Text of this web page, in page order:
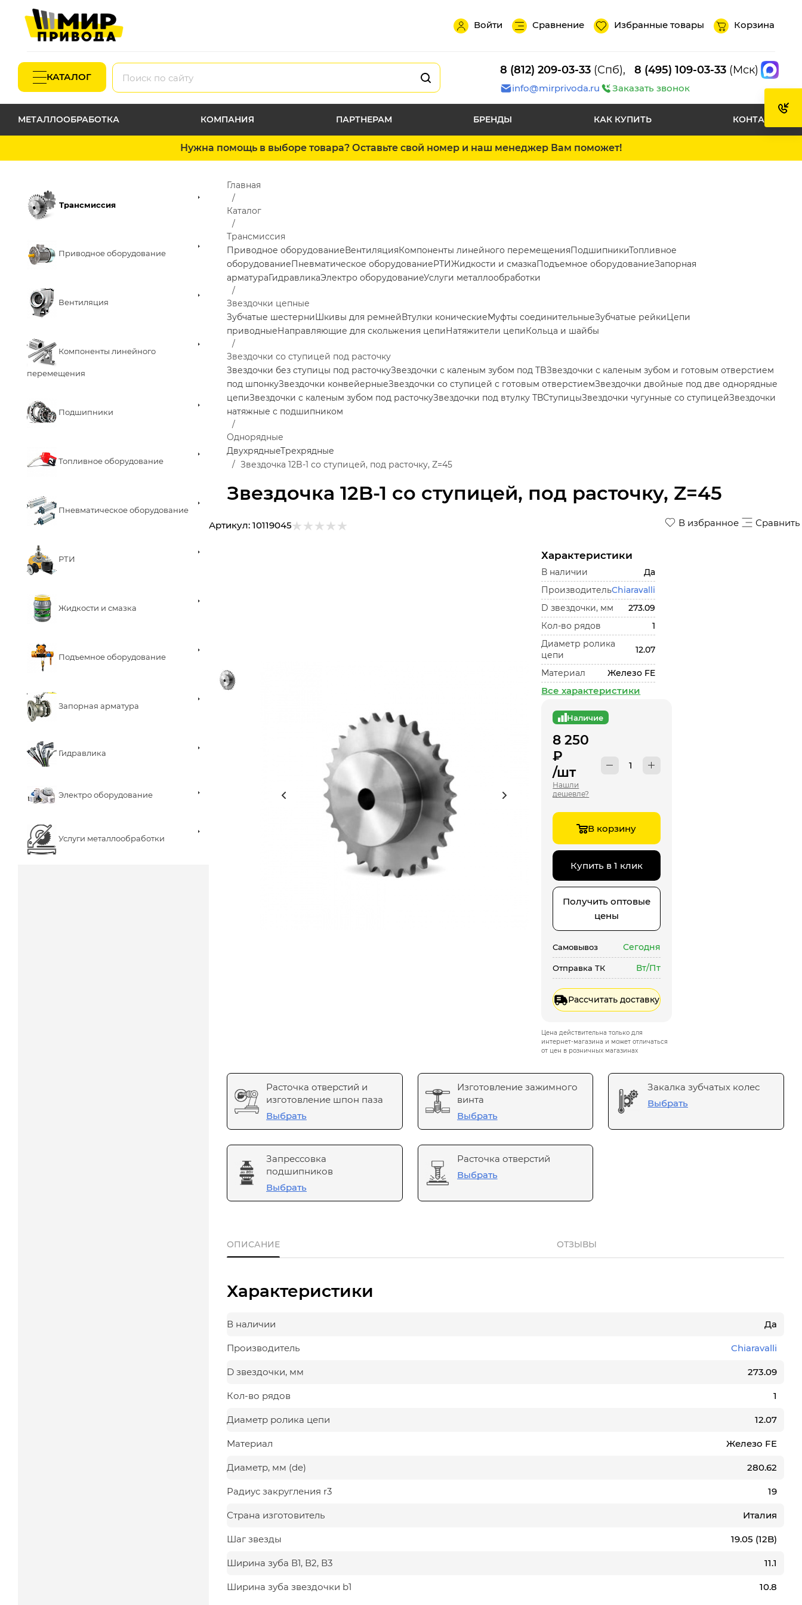
Войти Сравнение Избранные товары Корзина
КАТАЛОГ
8 (812) 209-03-33 (Спб), 8 (495) 109-03-33 (Мск)
info@mirprivoda.ru Заказать звонок
МЕТАЛЛООБРАБОТКА КОМПАНИЯ ПАРТНЕРАМ БРЕНДЫ КАК КУПИТЬ КОНТАКТЫ
Нужна помощь в выборе товара? Оставьте свой номер и наш менеджер Вам поможет!
Трансмиссия
Приводное оборудование
Вентиляция
Компоненты линейного
перемещения
Подшипники
Топливное оборудование
Пневматическое оборудование
РТИ
Жидкости и смазка
Подъемное оборудование
Запорная арматура
Гидравлика
Электро оборудование
Услуги металлообработки
Звездочка 12B-1 со ступицей, под расточку, Z=45
Главная
Каталог
Трансмиссия
Приводное оборудованиеВентиляцияКомпоненты линейного перемещенияПодшипникиТопливное
оборудованиеПневматическое оборудованиеРТИЖидкости и смазкаПодъемное оборудованиеЗапорная
арматураГидравликаЭлектро оборудованиеУслуги металлообработки
Звездочки цепные
Зубчатые шестерниШкивы для ремнейВтулки коническиеМуфты соединительныеЗубчатые рейкиЦепи
приводныеНаправляющие для скольжения цепиНатяжители цепиКольца и шайбы
Звездочки со ступицей под расточку
Звездочки без ступицы под расточкуЗвездочки с каленым зубом под TBЗвездочки с каленым зубом и готовым отверстием
под шпонкуЗвездочки конвейерныеЗвездочки со ступицей с готовым отверстиемЗвездочки двойные под две однорядные
цепиЗвездочки с каленым зубом под расточкуЗвездочки под втулку ТВСтупицыЗвездочки чугунные со ступицейЗвездочки
натяжные с подшипником
Однорядные
ДвухрядныеТрехрядные
Звездочка 12B-1 со ступицей, под расточку, Z=45
В избранное Сравнить
Артикул: 10119045
Характеристики
В наличии
Да
ПроизводительChiaravalli
D звездочки, мм
273.09
Кол-во рядов
1
Диаметр ролика
цепи
12.07
Материал Железо FE
Все характеристики
Наличие
8 250
₽
/шт
Нашли
дешевле?
В корзину
Купить в 1 клик
Получить оптовые
цены
Самовывоз Сегодня
Отправка ТК Вт/Пт
Рассчитать доставку
Цена действительна только для
интернет-магазина и может отличаться
от цен в розничных магазинах
Расточка отверстий и
изготовление шпон паза
Выбрать
Изготовление зажимного
винта
Выбрать
Закалка зубчатых колес
Выбрать
Запрессовка
подшипников
Выбрать
Расточка отверстий
Выбрать
ОПИСАНИЕ ОТЗЫВЫ
Характеристики
В наличии Да
Производитель Chiaravalli
D звездочки, мм 273.09
Кол-во рядов 1
Диаметр ролика цепи 12.07
Материал Железо FE
Диаметр, мм (de) 280.62
Радиус закругления r3 19
Страна изготовитель Италия
Шаг звезды 19.05 (12B)
Ширина зуба В1, В2, В3 11.1
Ширина зуба звездочки b1 10.8